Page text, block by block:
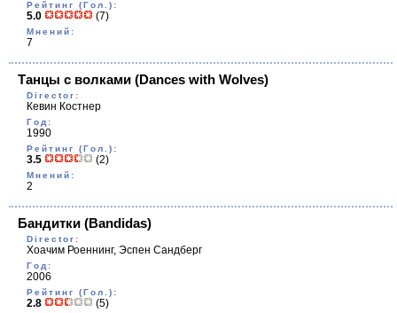
Рейтинг (Гол.):
5.0 (7)
Мнений:
7
Танцы с волками (Dances with Wolves)
Director:
Кевин Костнер
Год:
1990
Рейтинг (Гол.):
3.5 (2)
Мнений:
2
Бандитки (Bandidas)
Director:
Хоачим Роеннинг, Эспен Сандберг
Год:
2006
Рейтинг (Гол.):
2.8 (5)